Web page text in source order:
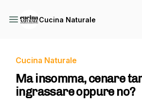
Cucina Naturale
Cucina Naturale
Ma insomma, cenare
ingrassare oppure no?